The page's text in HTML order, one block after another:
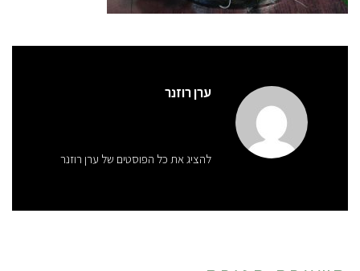
ערן רוזנר
להציג את כל הפוסטים של ערן רוזנר